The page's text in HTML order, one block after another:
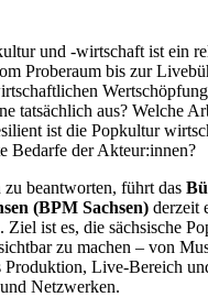
und -wirtschaft ist ein
Proberaum bis zur
tatsächlich aus? Welche
ist die Popkultur
Bedarfe der Akteur:innen?
zu beantworten, führt das
(BPM Sachsen) derzeit
Ziel ist es, die sächsische
zu machen – von
Produktion, Live-Bereich
Netzwerken.